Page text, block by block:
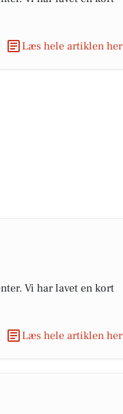
Læs hele artiklen her
Vi har lavet en kort
Læs hele artiklen her